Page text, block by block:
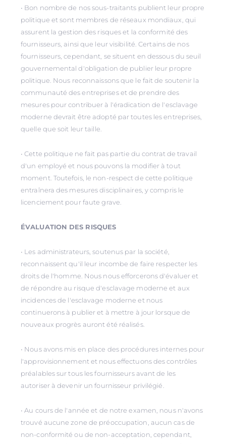
• Bon nombre de nos sous-traitants publient leur propre
politique et sont membres de réseaux mondiaux, qui
assurent la gestion des risques et la conformité des
fournisseurs, ainsi que leur visibilité. Certains de nos
fournisseurs, cependant, se situent en dessous du seuil
gouvernemental d'obligation de publier leur propre
politique. Nous reconnaissons que le fait de soutenir la
communauté des entreprises et de prendre des
mesures pour contribuer à l'éradication de l'esclavage
moderne devrait être adopté par toutes les entreprises,
quelle que soit leur taille.
• Cette politique ne fait pas partie du contrat de travail
d'un employé et nous pouvons la modifier à tout
moment. Toutefois, le non-respect de cette politique
entraînera des mesures disciplinaires, y compris le
licenciement pour faute grave.
ÉVALUATION DES RISQUES
• Les administrateurs, soutenus par la société,
reconnaissent qu'il leur incombe de faire respecter les
droits de l'homme. Nous nous efforcerons d'évaluer et
de répondre au risque d'esclavage moderne et aux
incidences de l'esclavage moderne et nous
continuerons à publier et à mettre à jour lorsque de
nouveaux progrès auront été réalisés.
• Nous avons mis en place des procédures internes pour
l'approvisionnement et nous effectuons des contrôles
préalables sur tous les fournisseurs avant de les
autoriser à devenir un fournisseur privilégié.
• Au cours de l'année et de notre examen, nous n'avons
trouvé aucune zone de préoccupation, aucun cas de
non-conformité ou de non-acceptation, cependant,